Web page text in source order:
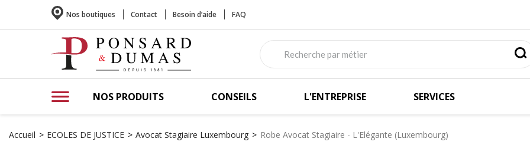
Nos boutiques Contact Besoin d’aide FAQ
NOS PRODUITS CONSEILS L'ENTREPRISE SERVICES
Accueil ECOLES DE JUSTICE Avocat Stagiaire Luxembourg Robe Avocat Stagiaire - L'Elégante (Luxembourg)